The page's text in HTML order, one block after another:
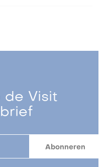
de Visit